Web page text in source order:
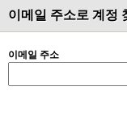
이메일 주소로 계정
이메일 주소